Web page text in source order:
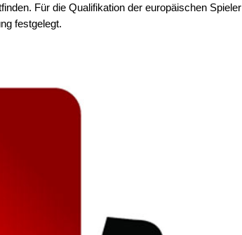
Für die Qualifikation der europäischen Spieler
festgelegt.